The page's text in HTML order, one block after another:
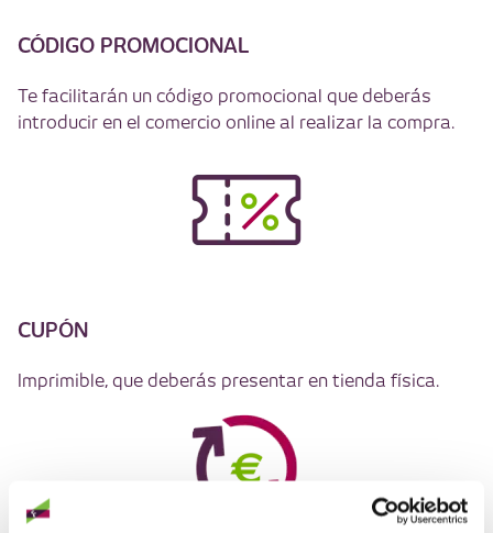
CÓDIGO PROMOCIONAL
Te facilitarán un código promocional que deberás
introducir en el comercio online al realizar la compra.
CUPÓN
Imprimible, que deberás presentar en tienda física.